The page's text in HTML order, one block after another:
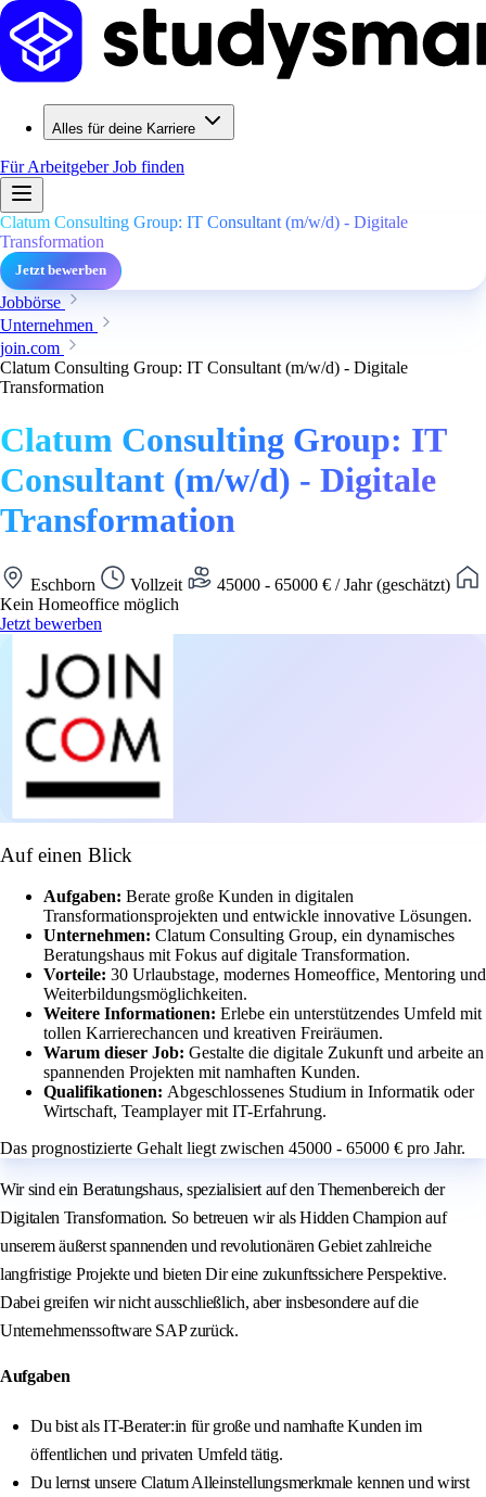
Alles für deine Karriere
Für ArbeitgeberJob finden
Clatum Consulting Group: IT Consultant (m/w/d) - Digitale
Transformation
Jetzt bewerben
Jobbörse
Unternehmen
join.com
Clatum Consulting Group: IT Consultant (m/w/d) - Digitale
Transformation
Clatum Consulting Group: IT
Consultant (m/w/d) - Digitale
Transformation
Eschborn Vollzeit
45000 - 65000 € / Jahr (geschätzt)
Kein Homeoffice möglich
Jetzt bewerben
Auf einen Blick
Aufgaben: Berate große Kunden in digitalen
Transformationsprojekten und entwickle innovative Lösungen.
Unternehmen: Clatum Consulting Group, ein dynamisches
Beratungshaus mit Fokus auf digitale Transformation.
Vorteile: 30 Urlaubstage, modernes Homeoffice, Mentoring und
Weiterbildungsmöglichkeiten.
Weitere Informationen: Erlebe ein unterstützendes Umfeld mit
tollen Karrierechancen und kreativen Freiräumen.
Warum dieser Job: Gestalte die digitale Zukunft und arbeite an
spannenden Projekten mit namhaften Kunden.
Qualifikationen: Abgeschlossenes Studium in Informatik oder
Wirtschaft, Teamplayer mit IT-Erfahrung.
Das prognostizierte Gehalt liegt zwischen 45000 - 65000 € pro Jahr.
Wir sind ein Beratungshaus, spezialisiert auf den Themenbereich der
Digitalen Transformation. So betreuen wir als Hidden Champion auf
unserem äußerst spannenden und revolutionären Gebiet zahlreiche
langfristige Projekte und bieten Dir eine zukunftssichere Perspektive.
Dabei greifen wir nicht ausschließlich, aber insbesondere auf die
Unternehmenssoftware SAP zurück.
Aufgaben
Du bist als IT-Berater:in für große und namhafte Kunden im
öffentlichen und privaten Umfeld tätig.
Du lernst unsere Clatum Alleinstellungsmerkmale kennen und wirst